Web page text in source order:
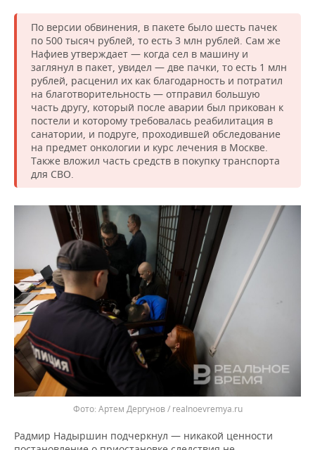
По версии обвинения, в пакете было шесть пачек
по 500 тысяч рублей, то есть 3 млн рублей. Сам же
Нафиев утверждает — когда сел в машину и
заглянул в пакет, увидел — две пачки, то есть 1 млн
рублей, расценил их как благодарность и потратил
на благотворительность — отправил большую
часть другу, который после аварии был прикован к
постели и которому требовалась реабилитация в
санатории, и подруге, проходившей обследование
на предмет онкологии и курс лечения в Москве.
Также вложил часть средств в покупку транспорта
для СВО.
Артем Дергунов / realnoevremya.ru
Радмир Надыршин подчеркнул — никакой ценности